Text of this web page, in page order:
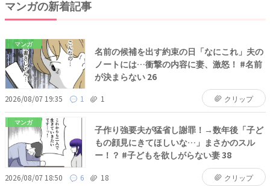
マンガの新着記事
マンガ
名前の候補を出す約束の日「なにこれ」夫の
ノートには…衝撃の内容に妻、激怒！ #名前
が決まらない 26
2026/08/07 19:35 1 1 クリップ
マンガ
子作り強要夫が猛省し謝罪！→数年後「子ど
もの顔見にきてほしいな…」まさかのスル
ー！？ #子どもを欲しがらない妻 38
2026/08/07 18:50 6 18 クリップ